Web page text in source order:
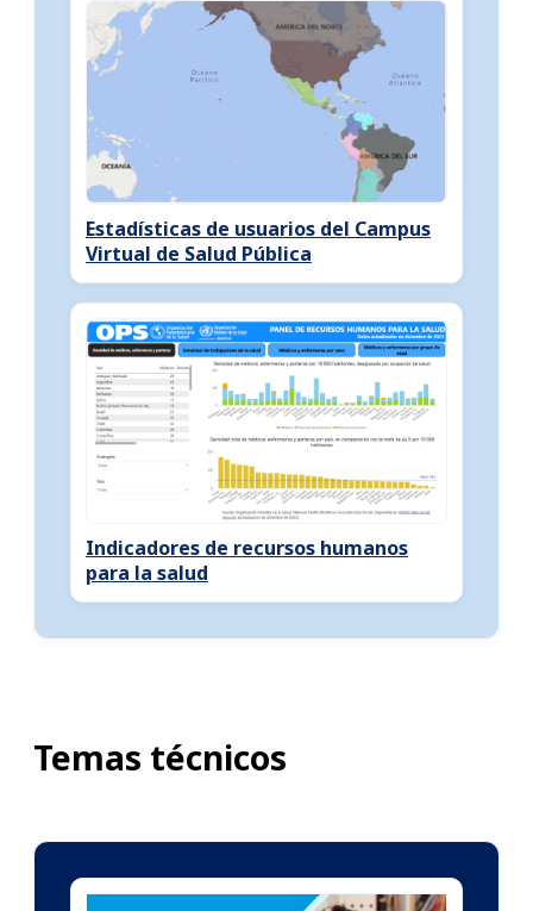
Estadísticas de usuarios del Campus
Virtual de Salud Pública
Indicadores de recursos humanos
para la salud
Temas técnicos